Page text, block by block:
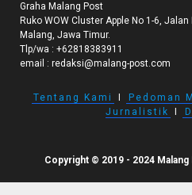
Graha Malang Post
Ruko WOW Cluster Apple No 1-6,
Malang, Jawa Timur.
Tlp/wa : +62818383911
email : redaksi@malang-post.com
Tentang Kami Pedoman
Jurnalistik
Copyright © 2019 - 2024